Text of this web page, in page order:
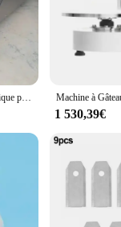
Machine entièrement automatique pour l'arrangement de plaques, 11, machine 1918, machine à gâteau d'herbe pour animaux de compagnie, biscuit de dessin animé
1 530,39€